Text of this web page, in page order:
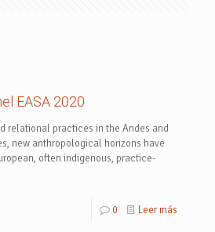
EASA 2020
relational practices in the Andes and
new anthropological horizons have
often indigenous, practice-
0 Leer más